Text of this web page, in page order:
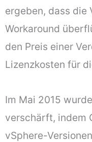
ergeben, dass die
Workaround
den Preis einer
Lizenzkosten für
Im Mai 2015
verschärft, indem
vSphere-Versionen